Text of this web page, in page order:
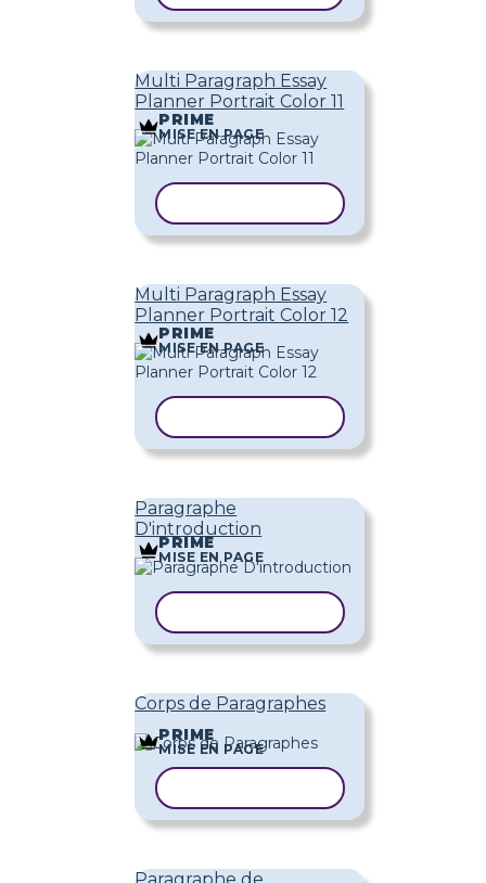
Multi Paragraph Essay
Planner Portrait Color 11
PRIME
MISE EN PAGE
Multi Paragraph Essay
Planner Portrait Color 12
PRIME
MISE EN PAGE
Paragraphe
D'introduction
PRIME
MISE EN PAGE
Corps de Paragraphes
PRIME
MISE EN PAGE
Paragraphe de